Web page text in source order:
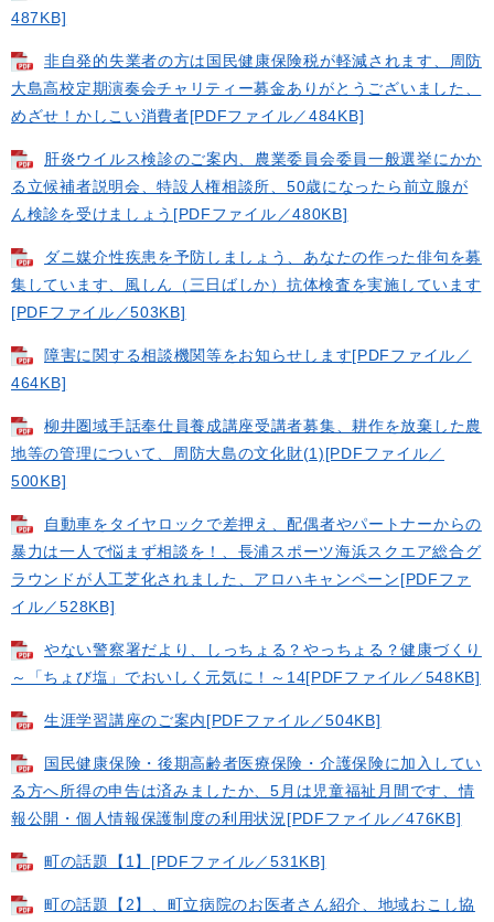
487KB]
非自発的失業者の方は国民健康保険税が軽減されます、周防
大島高校定期演奏会チャリティー募金ありがとうございました、
めざせ！かしこい消費者[PDFファイル／484KB]
肝炎ウイルス検診のご案内、農業委員会委員一般選挙にかか
る立候補者説明会、特設人権相談所、50歳になったら前立腺が
ん検診を受けましょう[PDFファイル／480KB]
ダニ媒介性疾患を予防しましょう、あなたの作った俳句を募
集しています、風しん（三日ばしか）抗体検査を実施しています
[PDFファイル／503KB]
障害に関する相談機関等をお知らせします[PDFファイル／
464KB]
柳井圏域手話奉仕員養成講座受講者募集、耕作を放棄した農
地等の管理について、周防大島の文化財(1)[PDFファイル／
500KB]
自動車をタイヤロックで差押え、配偶者やパートナーからの
暴力は一人で悩まず相談を！、長浦スポーツ海浜スクエア総合グ
ラウンドが人工芝化されました、アロハキャンペーン[PDFファ
イル／528KB]
やない警察署だより、しっちょる？やっちょる？健康づくり
～「ちょび塩」でおいしく元気に！～14[PDFファイル／548KB]
生涯学習講座のご案内[PDFファイル／504KB]
国民健康保険・後期高齢者医療保険・介護保険に加入してい
る方へ所得の申告は済みましたか、5月は児童福祉月間です、情
報公開・個人情報保護制度の利用状況[PDFファイル／476KB]
町の話題【1】[PDFファイル／531KB]
町の話題【2】、町立病院のお医者さん紹介、地域おこし協